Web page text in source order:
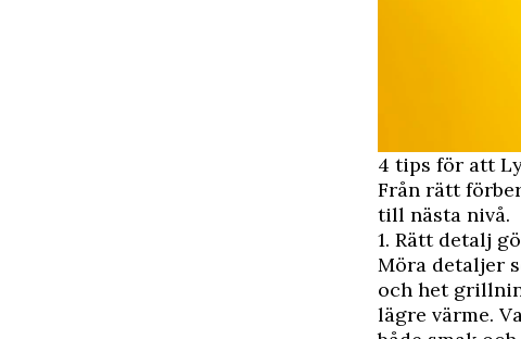
4 tips för att
Från rätt
till nästa nivå.
1. Rätt detalj
Möra detaljer
och het
lägre värme.